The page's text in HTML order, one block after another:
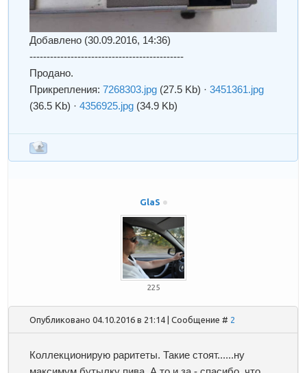
Добавлено (30.09.2016, 14:36)
---------------------------------------------
Продано.
Прикрепления:7268303.jpg (27.5 Kb) ·3451361.jpg
(36.5 Kb) ·4356925.jpg (34.9 Kb)
GlaS
225
Опубликовано 04.10.2016 в 21:14 | Сообщение # 2
Коллекционирую раритеты. Такие стоят......ну